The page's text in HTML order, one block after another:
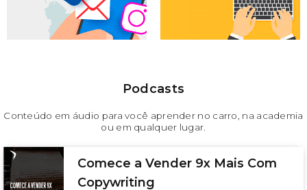
Podcasts
Conteúdo em áudio para você aprender no carro, na academia
ou em qualquer lugar.
Comece a Vender 9x Mais Com
Copywriting